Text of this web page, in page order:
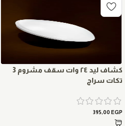
كشاف ليد ٢٤ وات سقف مشروم 3
تكات سراج
395,00 EGP